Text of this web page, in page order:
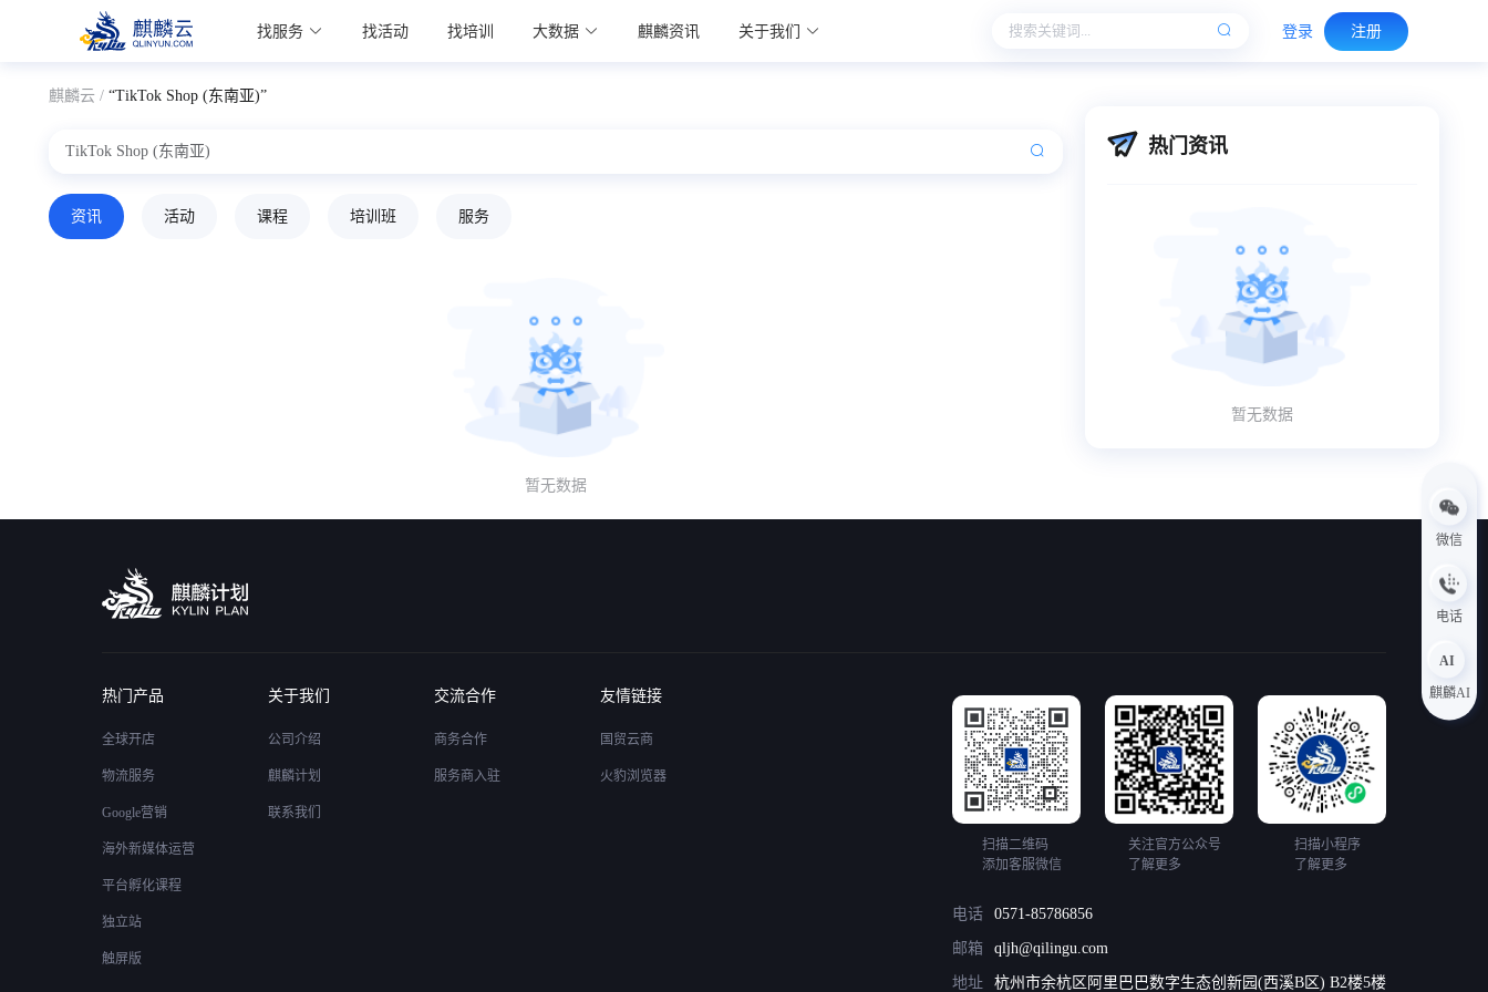
麒麟学院
Kylin Academy 找服务 找活动 找培训 大数据 麒麟资讯 关于我们 登录 注册
麒麟云 / “TikTok Shop (东南亚)”
资讯 活动 课程 培训班 服务
暂无数据
热门资讯
暂无数据
微信
电话
AI
麒麟AI
热门产品
全球开店
物流服务
Google营销
海外新媒体运营
平台孵化课程
独立站
触屏版
关于我们
公司介绍
麒麟计划
联系我们
交流合作
商务合作
服务商入驻
友情链接
国贸云商
火豹浏览器
扫描二维码
添加客服微信
关注官方公众号
了解更多
扫描小程序
了解更多
电话 0571-85786856
邮箱 qljh@qilingu.com
地址 杭州市余杭区阿里巴巴数字生态创新园(西溪B区) B2楼5楼